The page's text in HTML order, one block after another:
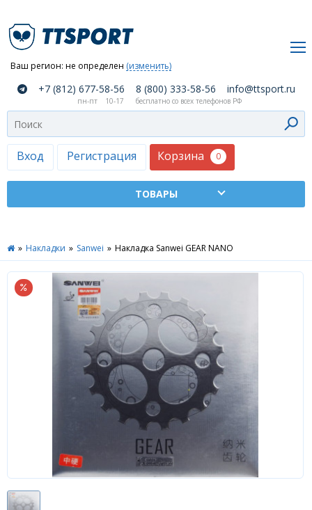
Ваш регион: не определен (изменить)
Вход Регистрация Корзина 0
компании
Как
сделать
заказ
Оплата
доставка
Москва
Дилеры
+7 (812) 677-58-56 8 (800) 333-58-56 info@ttsport.ru
пн-пт 10-17 бесплатно со всех телефонов РФ
» Накладки » Sanwei » Накладка Sanwei GEAR NANO